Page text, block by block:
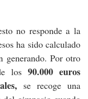
no responde a la
ha sido calculado
generando. Por otro
los 90.000 euros
se recoge una